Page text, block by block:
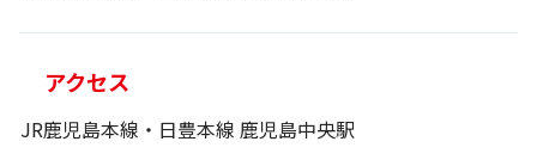
アクセス
JR鹿児島本線・日豊本線 鹿児島中央駅